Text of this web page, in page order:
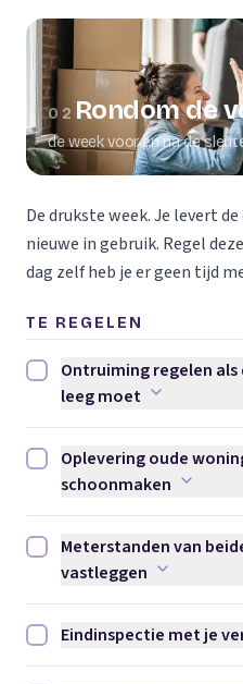
02 Rondom de
de week voor en na de
De drukste week. Je levert
nieuwe in gebruik. Regel
dag zelf heb je er geen tijd
TE REGELEN
Ontruiming regelen als de
Ontruiming regelen als
leeg moet
Oplevering oude woning
Oplevering oude
schoonmaken
Meterstanden van beide
Meterstanden van
vastleggen
Eindinspectie met je
Eindinspectie met je